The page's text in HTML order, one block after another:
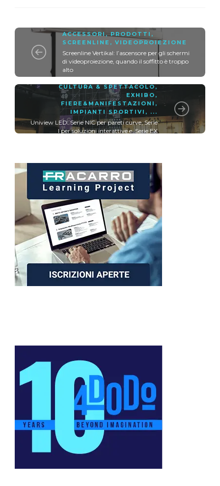
ACCESSORI ,PRODOTTI ,
SCREENLINE , VIDEOPROIEZIONE
Screenline Vertikal: l’ascensore per gli schermi
di videoproiezione, quando il soffitto è troppo
alto
AEROPORTI,BROADCAST,
CULTURA & SPETTACOLO,
EXHIBO ,
FIERE&MANIFESTAZIONI ,
IMPIANTI SPORTIVI , ...
Uniview LED: Serie NIC per pareti curve, Serie
I per soluzioni interattive e Serie EX